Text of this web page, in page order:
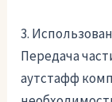
3.
Передача
аутстафф